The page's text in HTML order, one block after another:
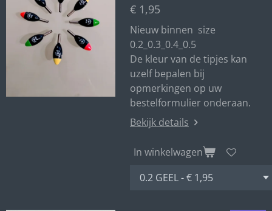
€ 1,95
Nieuw binnen size
0.2_0.3_0.4_0.5
De kleur van de tipjes kan
uzelf bepalen bij
opmerkingen op uw
bestelformulier onderaan.
Bekijk details
In winkelwagen